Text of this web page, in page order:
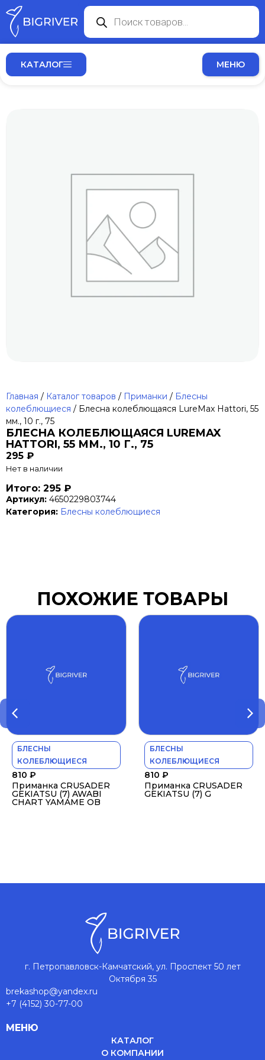
КАТАЛОГ МЕНЮ
Главная / Каталог товаров / Приманки / Блесны
колеблющиеся / Блесна колеблющаяся LureMax Hattori, 55
мм., 10 г., 75
БЛЕСНА КОЛЕБЛЮЩАЯСЯ LUREMAX
HATTORI, 55 ММ., 10 Г., 75
295 ₽
Нет в наличии
Итого: 295 ₽
Артикул: 4650229803744
Категория: Блесны колеблющиеся
ПОХОЖИЕ ТОВАРЫ
БЛЕСНЫ
КОЛЕБЛЮЩИЕСЯ
810 ₽
Приманка CRUSADER
GEKIATSU (7) AWABI
CHART YAMAME OB
БЛЕСНЫ
КОЛЕБЛЮЩИЕСЯ
810 ₽
Приманка CRUSADER
GEKIATSU (7) G
г. Петропавловск-Камчатский, ул. Проспект 50 лет
Октября 35
brekashop@yandex.ru
+7 (4152) 30-77-00
МЕНЮ
КАТАЛОГ
О КОМПАНИИ